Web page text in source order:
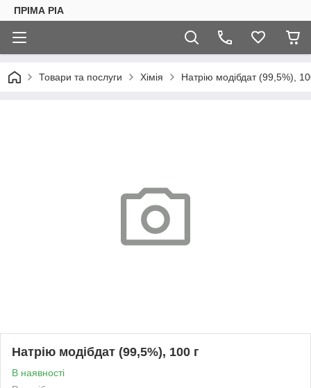
ПРІМА РІА
Товари та послуги Хімія Натрію модібдат (99,5%),
Натрію модібдат (99,5%), 100 г
В наявності